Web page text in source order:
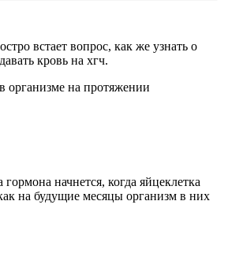
встает вопрос, как же узнать о
кровь на хгч.
организме на протяжении
начнется, когда яйцеклетка
на будущие месяцы организм в них